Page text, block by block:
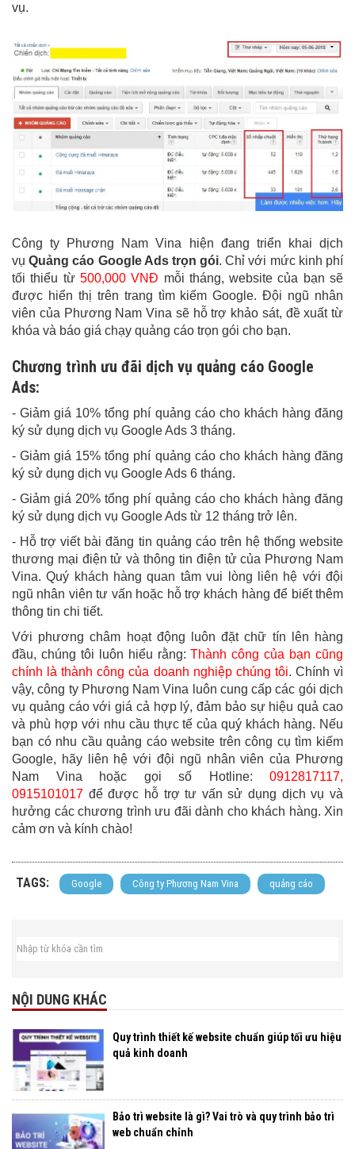
vụ.
Công ty Phương Nam Vina hiện đang triển khai dịch
vụ Quảng cáo Google Ads trọn gói. Chỉ với mức kinh phí
tối thiểu từ 500,000 VNĐ mỗi tháng, website của bạn sẽ
được hiển thị trên trang tìm kiếm Google. Đội ngũ nhân
viên của Phương Nam Vina sẽ hỗ trợ khảo sát, đề xuất từ
khóa và báo giá chạy quảng cáo trọn gói cho bạn.
Chương trình ưu đãi dịch vụ quảng cáo Google
Ads:
- Giảm giá 10% tổng phí quảng cáo cho khách hàng đăng
ký sử dụng dịch vụ Google Ads 3 tháng.
- Giảm giá 15% tổng phí quảng cáo cho khách hàng đăng
ký sử dụng dịch vụ Google Ads 6 tháng.
- Giảm giá 20% tổng phí quảng cáo cho khách hàng đăng
ký sử dụng dịch vụ Google Ads từ 12 tháng trở lên.
- Hỗ trợ viết bài đăng tin quảng cáo trên hệ thống website
thương mại điện tử và thông tin điện tử của Phương Nam
Vina.Quý khách hàng quan tâm vui lòng liên hệ với đội
ngũ nhân viên tư vấn hoặc hỗ trợ khách hàng để biết thêm
thông tin chi tiết.
Với phương châm hoạt động luôn đặt chữ tín lên hàng
đầu, chúng tôi luôn hiểu rằng:Thành công của bạn cũng
chính là thành công của doanh nghiệp chúng tôi. Chính vì
vậy, công ty Phương Nam Vina luôn cung cấp các gói dịch
vụ quảng cáo với giá cả hợp lý, đảm bảo sự hiệu quả cao
và phù hợp với nhu cầu thực tế của quý khách hàng. Nếu
bạn có nhu cầu quảng cáo website trên công cụ tìm kiếm
Google, hãy liên hệ với đội ngũ nhân viên của Phương
Nam Vina hoặc gọi số Hotline: 0912817117,
0915101017 để được hỗ trợ tư vấn sử dụng dịch vụ và
hưởng các chương trình ưu đãi dành cho khách hàng. Xin
cảm ơn và kính chào!
TAGS: Google Công ty Phương Nam Vina quảng cáo
NỘI DUNG KHÁC
Quy trình thiết kế website chuẩn giúp tối ưu hiệu
quả kinh doanh
Bảo trì website là gì? Vai trò và quy trình bảo trì
web chuẩn chỉnh